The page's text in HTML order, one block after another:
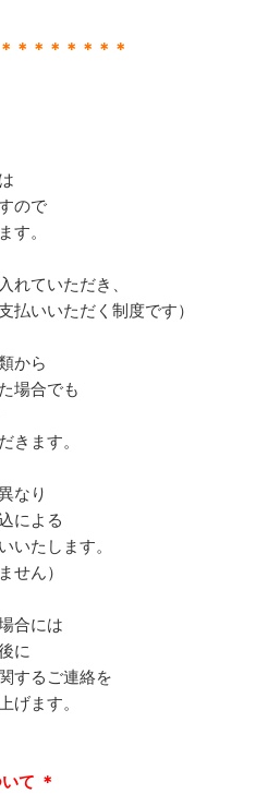
＊＊＊＊＊＊＊
ので
す。
れていただき、
いいただく制度です）
から
場合でも
きます。
なり
による
いたします。
せん）
合には
に
するご連絡を
げます。
て ＊